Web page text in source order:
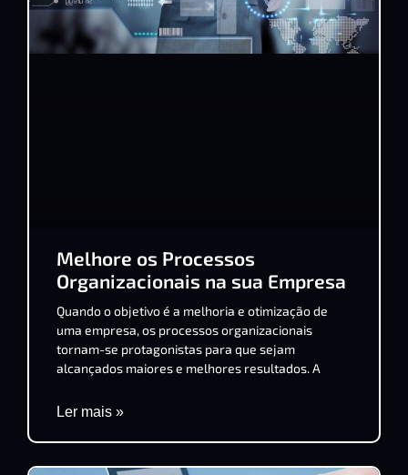
Melhore os Processos
Organizacionais na sua Empresa
Quando o objetivo é a melhoria e otimização de
uma empresa, os processos organizacionais
tornam-se protagonistas para que sejam
alcançados maiores e melhores resultados. A
Ler mais »